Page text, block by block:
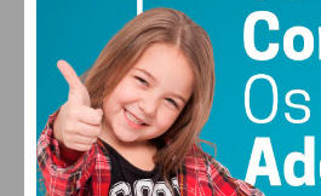
de Ferreira, destacou
há um mês 10 0
Castor Cup - Júlio Morais,
de Ferreira, destacou